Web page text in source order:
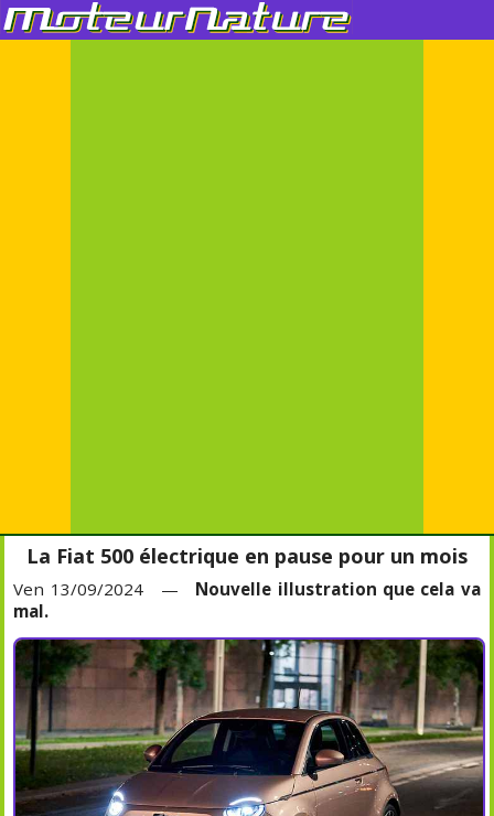
La Fiat 500 électrique en pause pour un mois
Ven 13/09/2024 — Nouvelle illustration que cela va
mal.